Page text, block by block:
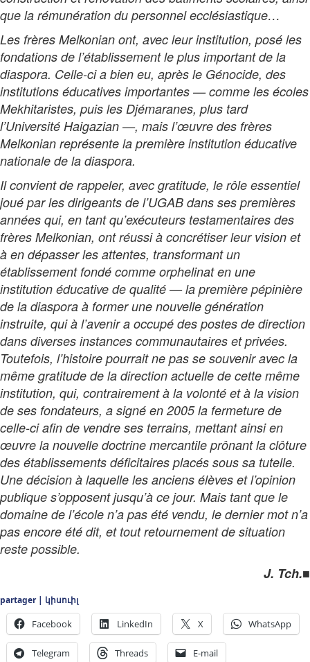
que la rémunération du personnel ecclésiastique…
Les frères Melkonian ont, avec leur institution, posé les
fondations de l’établissement le plus important de la
diaspora. Celle-ci a bien eu, après le Génocide, des
institutions éducatives importantes — comme les écoles
Mekhitaristes, puis les Djémaranes, plus tard
l’Université Haigazian —, mais l’œuvre des frères
Melkonian représente la première institution éducative
nationale de la diaspora.
Il convient de rappeler, avec gratitude, le rôle essentiel
joué par les dirigeants de l’UGAB dans ses premières
années qui, en tant qu’exécuteurs testamentaires des
frères Melkonian, ont réussi à concrétiser leur vision et
à en dépasser les attentes, transformant un
établissement fondé comme orphelinat en une
institution éducative de qualité — la première pépinière
de la diaspora à former une nouvelle génération
instruite, qui à l’avenir a occupé des postes de direction
dans diverses instances communautaires et privées.
Toutefois, l’histoire pourrait ne pas se souvenir avec la
même gratitude de la direction actuelle de cette même
institution, qui, contrairement à la volonté et à la vision
de ses fondateurs, a signé en 2005 la fermeture de
celle-ciafin de vendre ses terrains, mettant ainsi en
œuvre la nouvelle doctrine mercantile prônant la clôture
des établissements déficitaires placés sous sa tutelle.
Une décision à laquelle les anciens élèves et l’opinion
publique s’opposent jusqu’à ce jour. Mais tant que le
domaine de l’école n’a pas été vendu, le dernier mot n’a
pas encore été dit, et tout retournement de situation
reste possible.
J. Tch.■
partager | կիսուիլ
Facebook LinkedIn X WhatsApp
Telegram Threads E-mail